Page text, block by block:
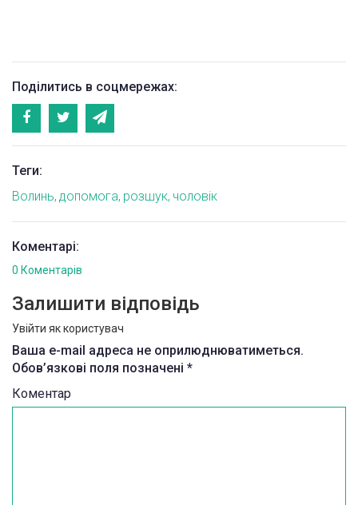
Поділитись в соцмережах:
Теги:
Волинь допомога розшук чоловік
Коментарі:
0 Коментарів
Залишити відповідь
Увійти як користувач
Ваша e-mail адреса не оприлюднюватиметься.
Обов’язкові поля позначені *
Коментар